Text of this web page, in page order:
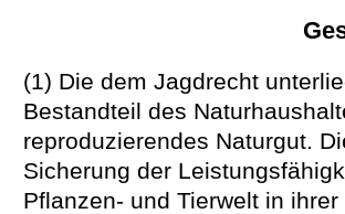
(1) Die dem Jagdrecht
Bestandteil des
reproduzierendes Naturgut.
Sicherung der
Pflanzen- und Tierwelt in